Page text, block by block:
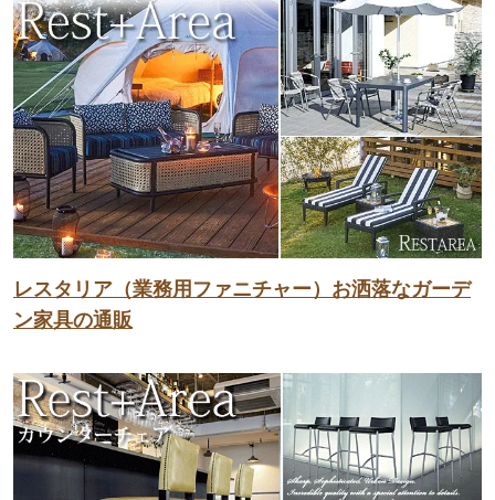
レスタリア（業務用ファニチャー）お洒落なガーデ
ン家具の通販